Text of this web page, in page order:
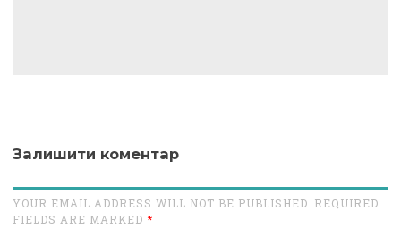
Залишити коментар
YOUR EMAIL ADDRESS WILL NOT BE PUBLISHED. REQUIRED
FIELDS ARE MARKED *